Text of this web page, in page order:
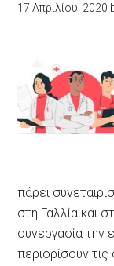
17 Απριλίου, 2020
πάρει
στη Γαλλία και
συνεργασία την
περιορίσουν